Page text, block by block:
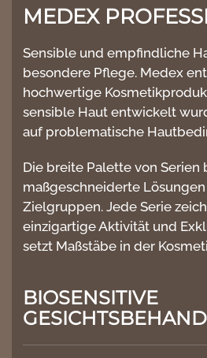
MEDEX
Sensible und empfindliche
besondere Pflege. Medex
hochwertige
sensible Haut entwickelt
auf problematische
Die breite Palette von Serien
maßgeschneiderte
Zielgruppen. Jede Serie
einzigartige Aktivität und
setzt Maßstäbe in der
BIOSENSITIVE